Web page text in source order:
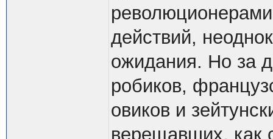
действий,
ожидания. Но за
робиков,
овиков и
верещавших, как